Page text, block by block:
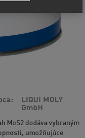
LIQUI MOLY
GmbH
MoS2 dodáva vybraným
umožňujúce